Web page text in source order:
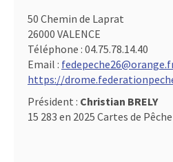
50 Chemin de Laprat
26000 VALENCE
Téléphone : 04.75.78.14.40
Email :
https://
Président : Christian BRELY
15 283 en 2025 Cartes de Pêche